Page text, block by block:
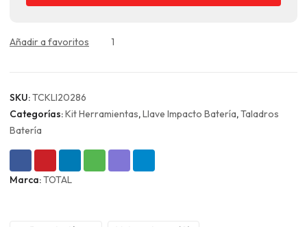
+
Impacto
Acc
cantidad
Añadir a favoritos 1
SKU:TCKLI20286
Categorías:Kit Herramientas,Llave Impacto Batería,Taladros
Batería
Marca:TOTAL